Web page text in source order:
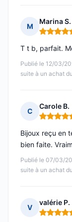
M
Marina S.
Note : 5
Publié le 12/03/
suite à un achat
T t b, parfait.
C
Carole B.
Note : 5
Publié le 07/03/
suite à un achat
Bijoux reçu en
bien faite.
V
valérie P.
Note : 5